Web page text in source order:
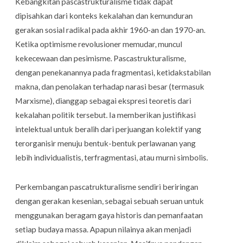
dipisahkan dari konteks kekalahan dan kemunduran
gerakan sosial radikal pada akhir 1960-an dan 1970-an.
Ketika optimisme revolusioner memudar, muncul
kekecewaan dan pesimisme. Pascastrukturalisme,
dengan penekanannya pada fragmentasi, ketidakstabilan
makna, dan penolakan terhadap narasi besar (termasuk
Marxisme), dianggap sebagai ekspresi teoretis dari
kekalahan politik tersebut. Ia memberikan justifikasi
intelektual untuk beralih dari perjuangan kolektif yang
terorganisir menuju bentuk-bentuk perlawanan yang
lebih individualistis, terfragmentasi, atau murni simbolis.
Perkembangan pascatrukturalisme sendiri beriringan
dengan gerakan kesenian, sebagai sebuah seruan untuk
menggunakan beragam gaya historis dan pemanfaatan
setiap budaya massa. Apapun nilainya akan menjadi